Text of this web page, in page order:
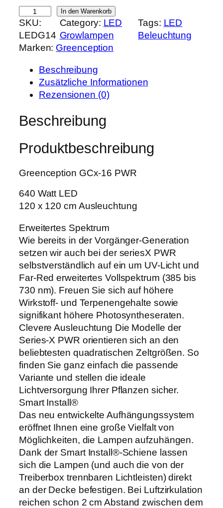
h
e
r
P
e
i
s
a
:
1
4
0
0
0
€
e
i
s
i
:
9
1
,
9
9
r
e
e
i
n
C
-
1
6
P
W
R
6
4
0
W
M
e
n
g
e
In den Warenkorb
SKU:
LEDG14
Category: LED
Growlampen
Tags: LED
Beleuchtung
Marken: Greenception
Beschreibung
Zusätzliche Informationen
Rezensionen (0)
Beschreibung
Produktbeschreibung
Greenception GCx-16 PWR
640 Watt LED
120 x 120 cm Ausleuchtung
Erweitertes Spektrum
Wie bereits in der Vorgänger-Generation
setzen wir auch bei der seriesX PWR
selbstverständlich auf ein um UV-Licht und
Far-Red erweitertes Vollspektrum (385 bis
730 nm). Freuen Sie sich auf höhere
Wirkstoff- und Terpenengehalte sowie
signifikant höhere Photosyntheseraten.
Clevere Ausleuchtung Die Modelle der
Series-X PWR orientieren sich an den
beliebtesten quadratischen Zeltgrößen. So
finden Sie ganz einfach die passende
Variante und stellen die ideale
Lichtversorgung Ihrer Pflanzen sicher.
Smart Install®
Das neu entwickelte Aufhängungssystem
eröffnet Ihnen eine große Vielfalt von
Möglichkeiten, die Lampen aufzuhängen.
Dank der Smart Install®-Schiene lassen
sich die Lampen (und auch die von der
Treiberbox trennbaren Lichtleisten) direkt
an der Decke befestigen. Bei Luftzirkulation
reichen schon 2 cm Abstand zwischen dem